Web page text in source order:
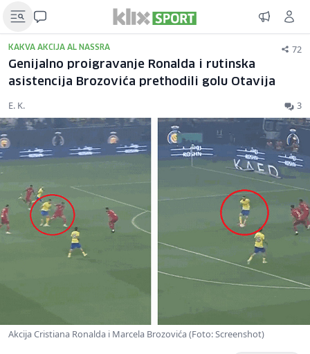
KAKVA AKCIJA AL NASSRA 72
Genijalno proigravanje Ronalda i rutinska
asistencija Brozovića prethodili golu Otavija
E. K. 3
Akcija Cristiana Ronalda i Marcela Brozovića (Foto: Screenshot)